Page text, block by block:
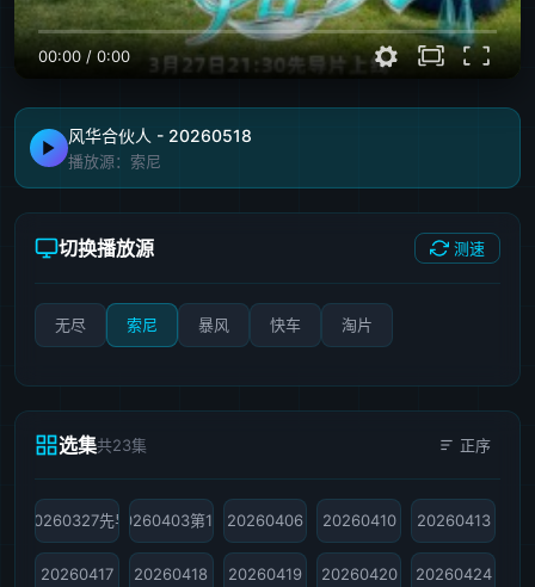
00:00 / 0:00
风华合伙人 - 20260518
播放源：索尼
切换播放源 测速
无尽 索尼 暴风 快车 淘片
选集共23集 正序
20260327先导20260403第1期20260406 20260410 20260413
20260417 20260418 20260419 20260420 20260424